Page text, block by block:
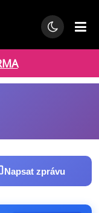
Napsat zprávu